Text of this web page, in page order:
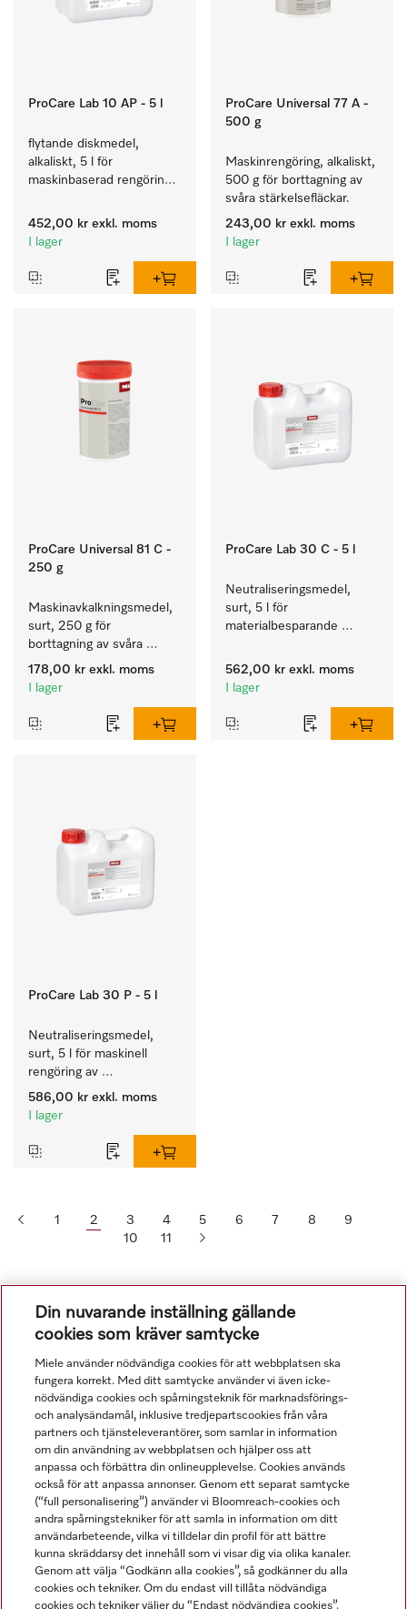
ProCare Lab 10 AP - 5 l
flytande diskmedel,
alkaliskt, 5 l för
maskinbaserad rengöring
intrument.
452,00 kr exkl. moms
I lager
ProCare Universal 77 A -
500 g
Maskinrengöring, alkaliskt,
500 g för borttagning av
svåra stärkelsefläckar.
243,00 kr exkl. moms
I lager
ProCare Universal 81 C -
250 g
Maskinavkalkningsmedel,
surt, 250 g för
borttagning av svåra
kalkavlagringar.
178,00 kr exkl. moms
I lager
ProCare Lab 30 C - 5 l
Neutraliseringsmedel,
surt, 5 l för
materialbesparande
laboratorieglas och -
instrument.
562,00 kr exkl. moms
I lager
ProCare Lab 30 P - 5 l
Neutraliseringsmedel,
surt, 5 l för maskinell
rengöring av
laboratorieglas och -
instrument.
586,00 kr exkl. moms
I lager
1 2 3 4 5 6 7 8
9
10
11
Navigering
Service
Din nuvarande inställning gällande
cookies som kräver samtycke
Miele använder nödvändiga cookies för att webbplatsen ska
fungera korrekt. Med ditt samtycke använder vi även icke-
nödvändiga cookies och spårningsteknik för marknadsförings-
och analysändamål, inklusive tredjepartscookies från våra
partners och tjänsteleverantörer, som samlar in information
om din användning av webbplatsen och hjälper oss att
anpassa och förbättra din onlineupplevelse. Cookies används
också för att anpassa annonser. Genom ett separat samtycke
(“full personalisering”) använder vi Bloomreach-cookies och
andra spårningstekniker för att samla in information om ditt
användarbeteende, vilka vi tilldelar din profil för att bättre
kunna skräddarsy det innehåll som vi visar dig via olika kanaler.
Genom att välja “Godkänn alla cookies”, så godkänner du alla
cookies och tekniker. Om du endast vill tillåta nödvändiga
cookies och tekniker väljer du “Endast nödvändiga cookies”.